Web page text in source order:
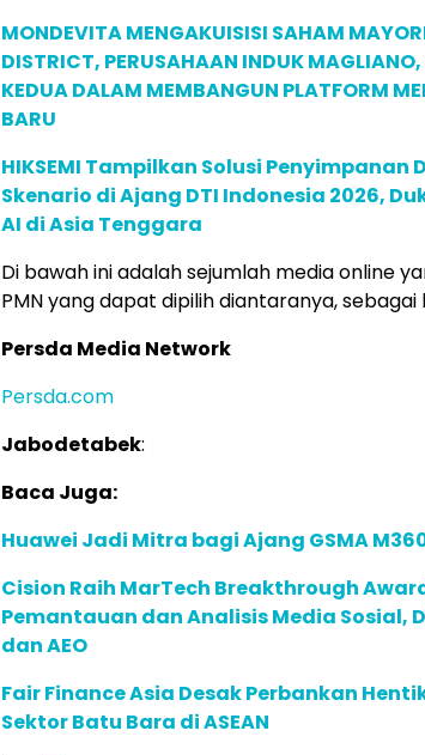
MONDEVITA MENGAKUISISI SAHAM
DISTRICT, PERUSAHAAN INDUK
KEDUA DALAM MEMBANGUN PLATFORM
BARU
HIKSEMI Tampilkan Solusi Penyimpanan
Skenario di Ajang DTI Indonesia 2026,
AI di Asia Tenggara
Di bawah ini adalah sejumlah media online
PMN yang dapat dipilih diantaranya, sebagai
Persda Media Network
Persda.com
Jabodetabek:
Baca Juga:
Huawei Jadi Mitra bagi Ajang GSMA M360
Cision Raih MarTech Breakthrough
Pemantauan dan Analisis Media Sosial,
dan AEO
Fair Finance Asia Desak Perbankan
Sektor Batu Bara di ASEAN